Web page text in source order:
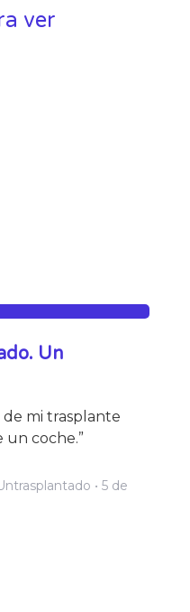
ver
Un
de mi trasplante
coche.”
5 de